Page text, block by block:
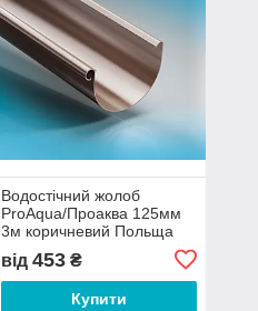
Водостічний жолоб
ProAqua/Проаква 125мм
3м коричневий Польща
від 453₴
Купити